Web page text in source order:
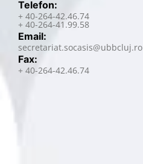
Telefon:
+ 40-264-42.46.74
+ 40-264-41.99.58
Email:
secretariat.socasis@ubbcluj.ro
Fax:
+ 40-264-42.46.74